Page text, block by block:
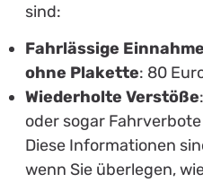
sind:
Fahrlässige
ohne Plakette: 80
Wiederholte Verstöße
oder sogar Fahrverbote
Diese Informationen
wenn Sie überlegen,